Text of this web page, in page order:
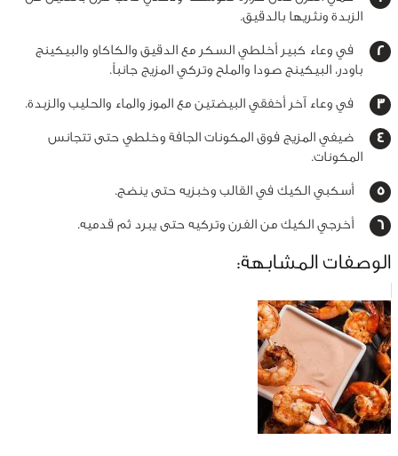
الزبدة ونثريها بالدقيق.
في وعاء كبير أخلطي السكر مع الدقيق والكاكاو والبيكينج
باودر، البيكينج صودا والملح وتركي المزيج جانباً.
في وعاء آخر أخفقي البيضتين مع الموز والماء والحليب والزبدة.
ضيفي المزيج فوق المكونات الجافة وخلطي حتى تتجانس
المكونات.
أسكبي الكيك في القالب وخبزيه حتى ينضج.
أخرجي الكيك من الفرن وتركيه حتى يبرد ثم قدميه.
الوصفات المشابهة: